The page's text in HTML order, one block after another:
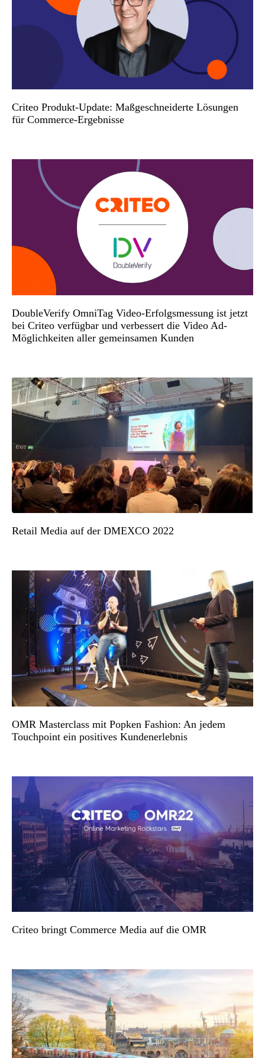
Criteo Produkt-Update: Maßgeschneiderte Lösungen
für Commerce-Ergebnisse
DoubleVerify OmniTag Video-Erfolgsmessung ist jetzt
bei Criteo verfügbar und verbessert die Video Ad-
Möglichkeiten aller gemeinsamen Kunden
Retail Media auf der DMEXCO 2022
OMR Masterclass mit Popken Fashion: An jedem
Touchpoint ein positives Kundenerlebnis
Criteo bringt Commerce Media auf die OMR